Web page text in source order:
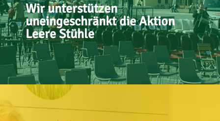
Wir unterstützen
uneingeschränkt die Aktion
Leere Stühle